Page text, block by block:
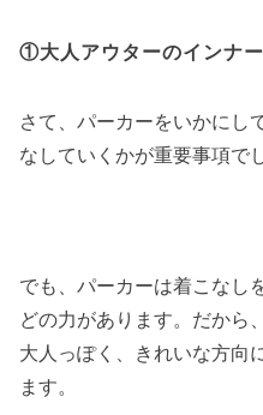
①大人アウターのインナ
さて、パーカーをいかにし
なしていくかが重要事項で
でも、パーカーは着こなし
どの力があります。だから
大人っぽく、きれいな方向
ます。